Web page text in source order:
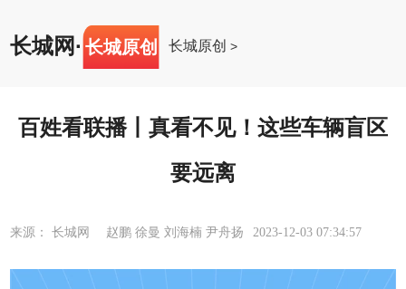
长城网· 长城原创 长城原创 >
百姓看联播丨真看不见！这些车辆盲区
要远离
来源： 长城网 赵鹏 徐曼 刘海楠 尹舟扬 2023-12-03 07:34:57